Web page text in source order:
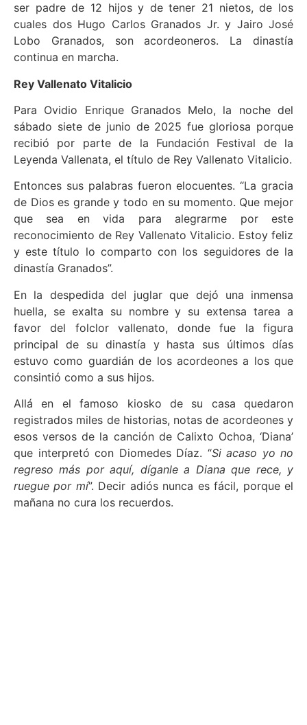
ser padre de 12 hijos y de tener 21 nietos, de los
cuales dos Hugo Carlos Granados Jr. y Jairo José
Lobo Granados, son acordeoneros. La dinastía
continua en marcha.
Rey Vallenato Vitalicio
Para Ovidio Enrique Granados Melo, la noche del
sábado siete de junio de 2025 fue gloriosa porque
recibió por parte de la Fundación Festival de la
Leyenda Vallenata, el título de Rey Vallenato Vitalicio.
Entonces sus palabras fueron elocuentes. “La gracia
de Dios es grande y todo en su momento. Que mejor
que sea en vida para alegrarme por este
reconocimiento de Rey Vallenato Vitalicio. Estoy feliz
y este título lo comparto con los seguidores de la
dinastía Granados”.
En la despedida del juglar que dejó una inmensa
huella, se exalta su nombre y su extensa tarea a
favor del folclor vallenato, donde fue la figura
principal de su dinastía y hasta sus últimos días
estuvo como guardián de los acordeones a los que
consintió como a sus hijos.
Allá en el famoso kiosko de su casa quedaron
registrados miles de historias, notas de acordeones y
esos versos de la canción de Calixto Ochoa, ‘Diana’
que interpretó con Diomedes Díaz. “Si acaso yo no
regreso más por aquí, díganle a Diana que rece, y
ruegue por mí”. Decir adiós nunca es fácil, porque el
mañana no cura los recuerdos.